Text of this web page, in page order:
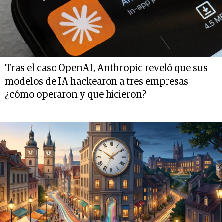
Tras el caso OpenAI, Anthropic reveló que sus
modelos de IA hackearon a tres empresas
¿cómo operaron y que hicieron?